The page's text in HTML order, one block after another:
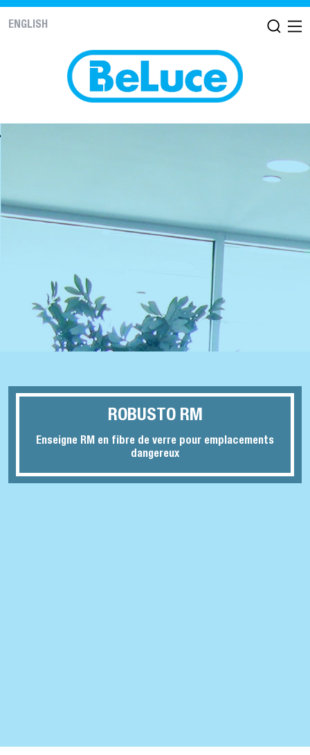
ENGLISH
ROBUSTO RM
Enseigne RM en fibre de verre pour emplacements
dangereux